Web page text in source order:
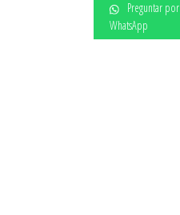
Preguntar por
WhatsApp